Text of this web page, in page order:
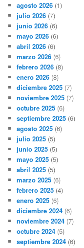
agosto 2026 (1)
julio 2026 (7)
junio 2026 (6)
mayo 2026 (6)
abril 2026 (6)
marzo 2026 (6)
febrero 2026 (8)
enero 2026 (8)
diciembre 2025 (7)
noviembre 2025 (7)
octubre 2025 (6)
septiembre 2025 (6)
agosto 2025 (6)
julio 2025 (5)
junio 2025 (5)
mayo 2025 (5)
abril 2025 (5)
marzo 2025 (6)
febrero 2025 (4)
enero 2025 (6)
diciembre 2024 (6)
noviembre 2024 (7)
octubre 2024 (5)
septiembre 2024 (6)